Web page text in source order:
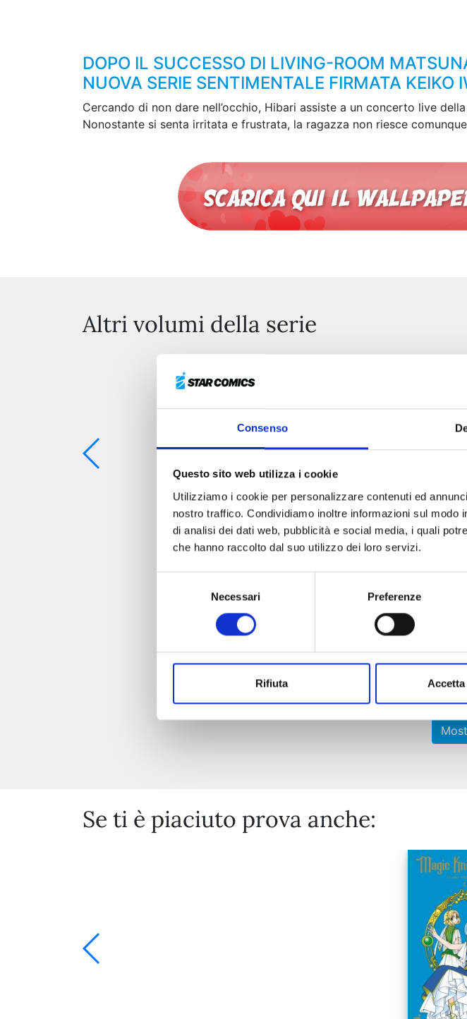
Consenso
Questo sito web utilizza i cookie
Utilizziamo i cookie per personalizzare contenuti ed
nostro traffico. Condividiamo inoltre informazioni sul
di analisi dei dati web, pubblicità e social media, i quali
che hanno raccolto dal suo utilizzo dei loro servizi.
Necessari Preferenze
Rifiuta
DOPO IL SUCCESSO DI LIVING-ROOM
NUOVA SERIE SENTIMENTALE FIRMATA KEIKO
Cercando di non dare nell’occhio, Hibari assiste a un concerto live
Nonostante si senta irritata e frustrata, la ragazza non riesce
Altri volumi della serie
Se ti è piaciuto prova anche: